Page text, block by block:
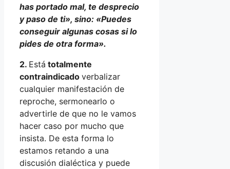
has portado mal, te desprecio
y paso de ti», sino: «Puedes
conseguir algunas cosas si lo
pides de otra forma».
2. Está totalmente
contraindicado verbalizar
cualquier manifestación de
reproche, sermonearlo o
advertirle de que no le vamos
hacer caso por mucho que
insista. De esta forma lo
estamos retando a una
discusión dialéctica y puede